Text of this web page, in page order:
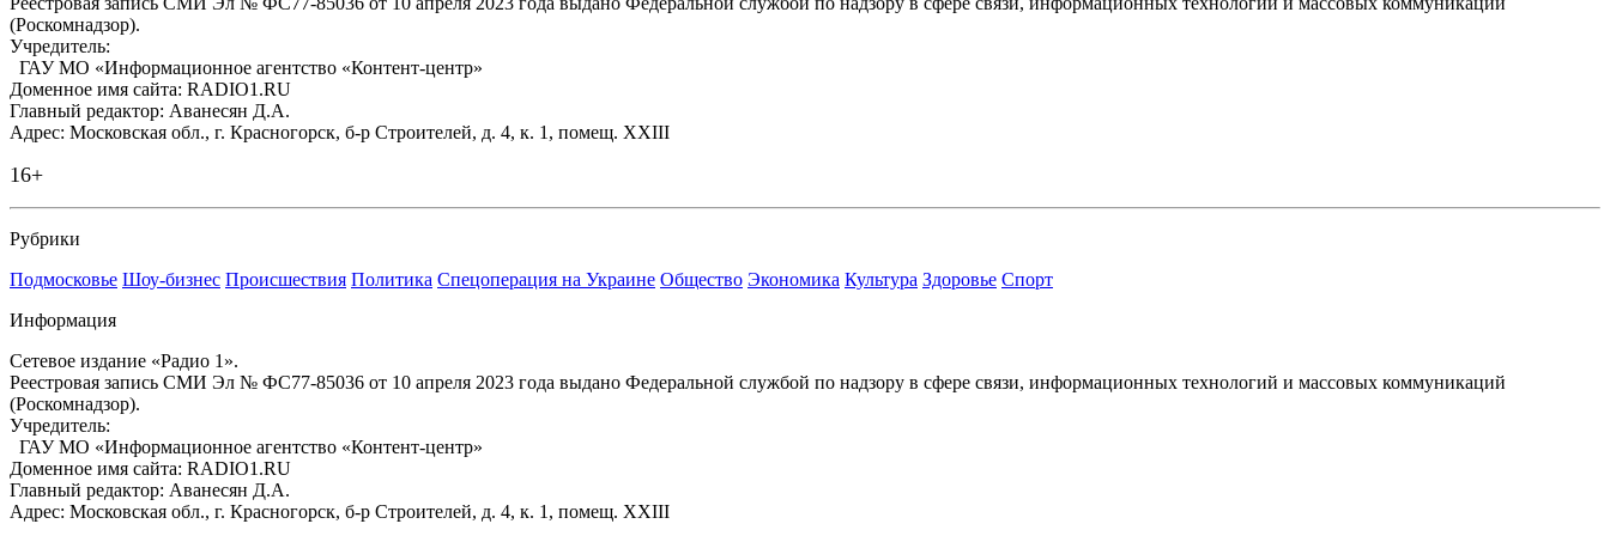
(Роскомнадзор).
Учредитель:
ГАУ МО «Информационное агентство «Контент-центр»
Доменное имя сайта: RADIO1.RU
Главный редактор: Аванесян Д.А.
Адрес: Московская обл., г. Красногорск, б-р Строителей, д. 4, к. 1, помещ. XXIII
16+
Рубрики
Подмосковье Шоу-бизнес Происшествия Политика Спецоперация на Украине Общество Экономика Культура Здоровье Спорт
Информация
Сетевое издание «Радио 1».
Реестровая запись СМИ Эл № ФС77-85036 от 10 апреля 2023 года выдано Федеральной службой по надзору в сфере связи, информационных технологий и массовых коммуникаций
(Роскомнадзор).
Учредитель:
ГАУ МО «Информационное агентство «Контент-центр»
Доменное имя сайта: RADIO1.RU
Главный редактор: Аванесян Д.А.
Адрес: Московская обл., г. Красногорск, б-р Строителей, д. 4, к. 1, помещ. XXIII